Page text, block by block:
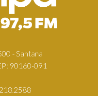
- Santana
90160-091